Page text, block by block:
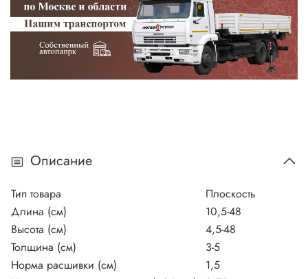
Описание
Тип товара
Плоскость
Длина (см)
10,5-48
Высота (см)
4,5-48
Толщина (см)
3-5
Норма расшивки (см)
1,5